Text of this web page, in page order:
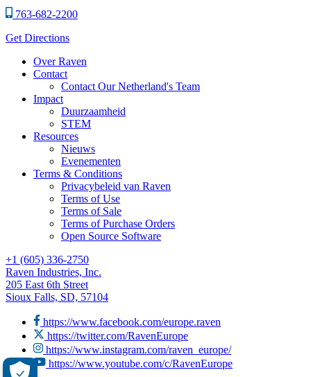
763-682-2200
Get Directions
Over Raven
Contact
Contact Our Netherland's Team
Impact
Duurzaamheid
STEM
Resources
Nieuws
Evenementen
Terms & Conditions
Privacybeleid van Raven
Terms of Use
Terms of Sale
Terms of Purchase Orders
Open Source Software
+1 (605) 336-2750
Raven Industries, Inc.
205 East 6th Street
Sioux Falls, SD, 57104
https://www.facebook.com/europe.raven
https://twitter.com/RavenEurope
https://www.instagram.com/raven_europe/
https://www.youtube.com/c/RavenEurope